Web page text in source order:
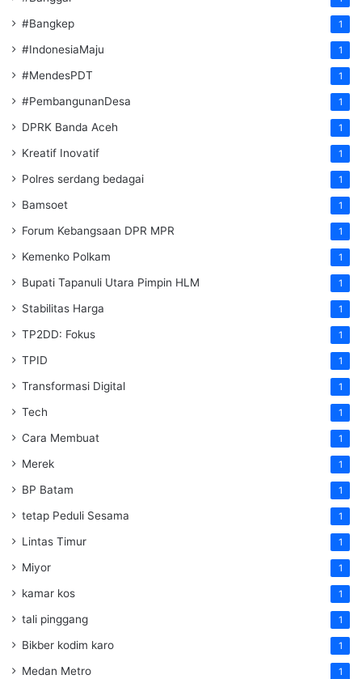
#Bangkep 1
#IndonesiaMaju 1
#MendesPDT 1
#PembangunanDesa 1
DPRK Banda Aceh 1
Kreatif Inovatif 1
Polres serdang bedagai 1
Bamsoet 1
Forum Kebangsaan DPR MPR 1
Kemenko Polkam 1
‎Bupati Tapanuli Utara Pimpin HLM 1
Stabilitas Harga 1
TP2DD: Fokus 1
TPID 1
Transformasi Digital 1
Tech 1
Cara Membuat 1
Merek 1
BP Batam 1
tetap Peduli Sesama 1
Lintas Timur 1
Miyor 1
kamar kos 1
tali pinggang 1
Bikber kodim karo 1
Medan Metro 1